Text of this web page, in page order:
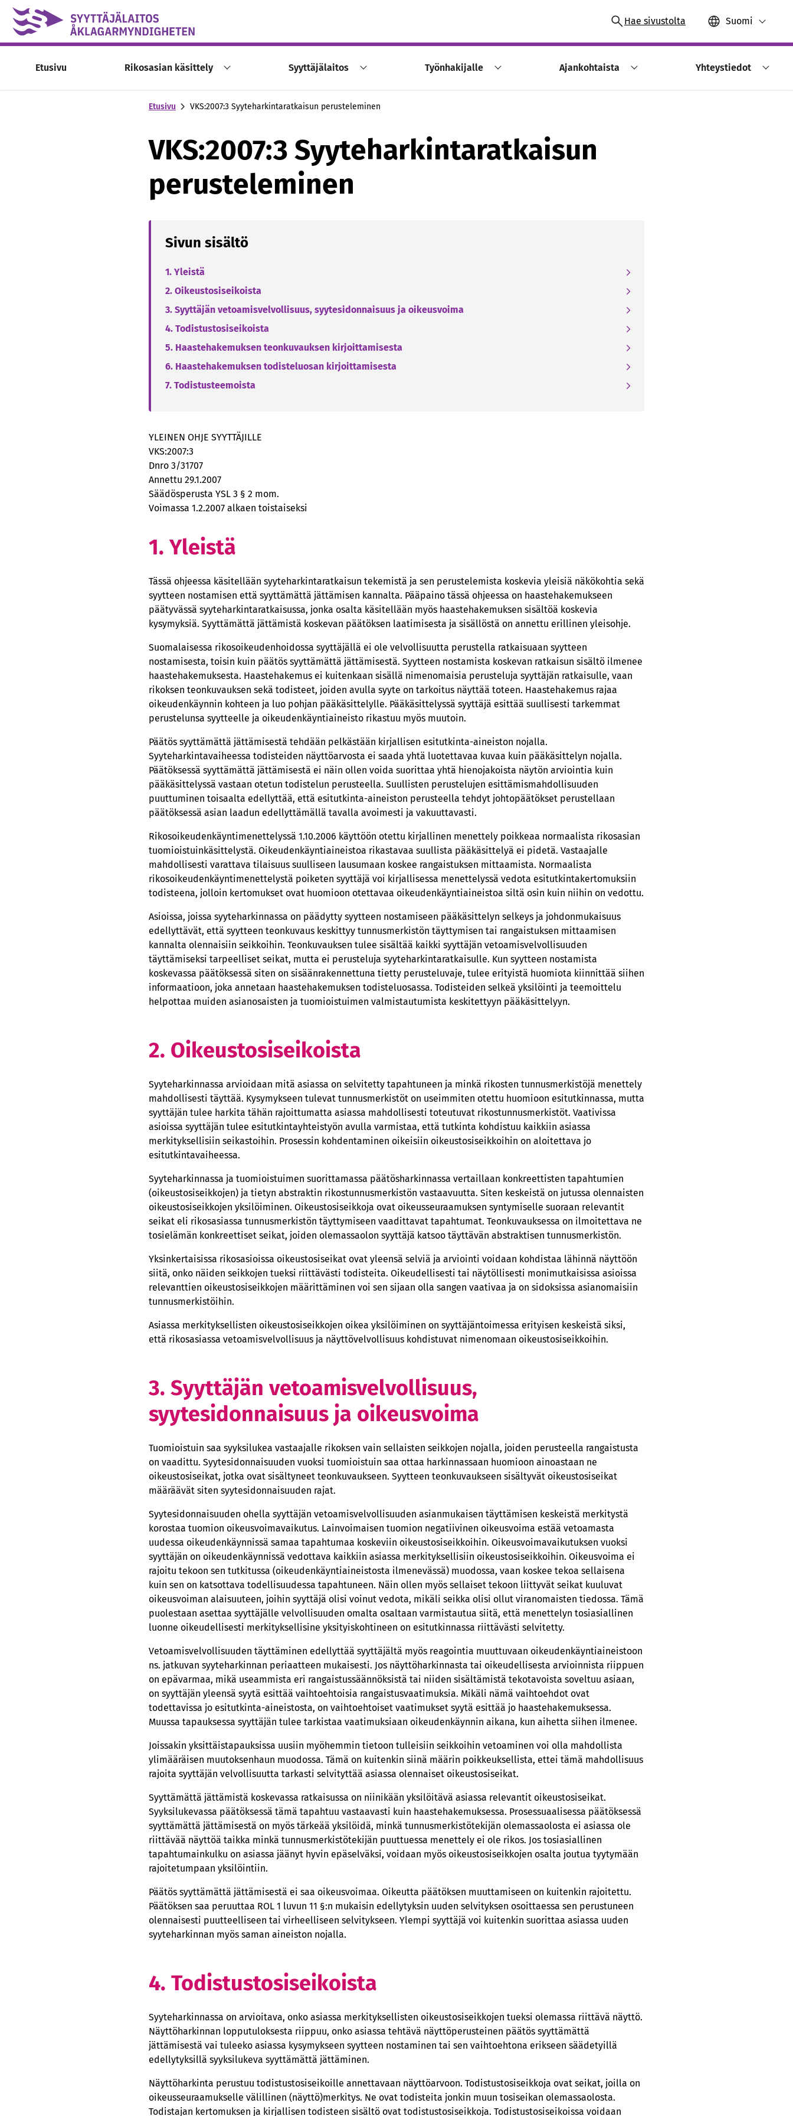
Skip to content -saavutettavuusohje
Hae sivustolta Suomi
Etusivu Rikosasian käsittely Syyttäjälaitos Työnhakijalle Ajankohtaista Yhteystiedot
Etusivu VKS:2007:3 Syyteharkintaratkaisun perusteleminen
VKS:2007:3 Syyteharkintaratkaisun
perusteleminen
Sivun sisältö
1. Yleistä
2. Oikeustosiseikoista
3. Syyttäjän vetoamisvelvollisuus, syytesidonnaisuus ja oikeusvoima
4. Todistustosiseikoista
5. Haastehakemuksen teonkuvauksen kirjoittamisesta
6. Haastehakemuksen todisteluosan kirjoittamisesta
7. Todistusteemoista
YLEINEN OHJE SYYTTÄJILLE
VKS:2007:3
Dnro 3/31707
Annettu 29.1.2007
Säädösperusta YSL 3 § 2 mom.
Voimassa 1.2.2007 alkaen toistaiseksi
1. Yleistä
Tässä ohjeessa käsitellään syyteharkintaratkaisun tekemistä ja sen perustelemista koskevia yleisiä näkökohtia sekä
syytteen nostamisen että syyttämättä jättämisen kannalta. Pääpaino tässä ohjeessa on haastehakemukseen
päätyvässä syyteharkintaratkaisussa, jonka osalta käsitellään myös haastehakemuksen sisältöä koskevia
kysymyksiä. Syyttämättä jättämistä koskevan päätöksen laatimisesta ja sisällöstä on annettu erillinen yleisohje.
Suomalaisessa rikosoikeudenhoidossa syyttäjällä ei ole velvollisuutta perustella ratkaisuaan syytteen
nostamisesta, toisin kuin päätös syyttämättä jättämisestä. Syytteen nostamista koskevan ratkaisun sisältö ilmenee
haastehakemuksesta. Haastehakemus ei kuitenkaan sisällä nimenomaisia perusteluja syyttäjän ratkaisulle, vaan
rikoksen teonkuvauksen sekä todisteet, joiden avulla syyte on tarkoitus näyttää toteen. Haastehakemus rajaa
oikeudenkäynnin kohteen ja luo pohjan pääkäsittelylle. Pääkäsittelyssä syyttäjä esittää suullisesti tarkemmat
perustelunsa syytteelle ja oikeudenkäyntiaineisto rikastuu myös muutoin.
Päätös syyttämättä jättämisestä tehdään pelkästään kirjallisen esitutkinta-aineiston nojalla.
Syyteharkintavaiheessa todisteiden näyttöarvosta ei saada yhtä luotettavaa kuvaa kuin pääkäsittelyn nojalla.
Päätöksessä syyttämättä jättämisestä ei näin ollen voida suorittaa yhtä hienojakoista näytön arviointia kuin
pääkäsittelyssä vastaan otetun todistelun perusteella. Suullisten perustelujen esittämismahdollisuuden
puuttuminen toisaalta edellyttää, että esitutkinta-aineiston perusteella tehdyt johtopäätökset perustellaan
päätöksessä asian laadun edellyttämällä tavalla avoimesti ja vakuuttavasti.
Rikosoikeudenkäyntimenettelyssä 1.10.2006 käyttöön otettu kirjallinen menettely poikkeaa normaalista rikosasian
tuomioistuinkäsittelystä. Oikeudenkäyntiaineistoa rikastavaa suullista pääkäsittelyä ei pidetä. Vastaajalle
mahdollisesti varattava tilaisuus suulliseen lausumaan koskee rangaistuksen mittaamista. Normaalista
rikosoikeudenkäyntimenettelystä poiketen syyttäjä voi kirjallisessa menettelyssä vedota esitutkintakertomuksiin
todisteena, jolloin kertomukset ovat huomioon otettavaa oikeudenkäyntiaineistoa siltä osin kuin niihin on vedottu.
Asioissa, joissa syyteharkinnassa on päädytty syytteen nostamiseen pääkäsittelyn selkeys ja johdonmukaisuus
edellyttävät, että syytteen teonkuvaus keskittyy tunnusmerkistön täyttymisen tai rangaistuksen mittaamisen
kannalta olennaisiin seikkoihin. Teonkuvauksen tulee sisältää kaikki syyttäjän vetoamisvelvollisuuden
täyttämiseksi tarpeelliset seikat, mutta ei perusteluja syyteharkintaratkaisulle. Kun syytteen nostamista
koskevassa päätöksessä siten on sisäänrakennettuna tietty perusteluvaje, tulee erityistä huomiota kiinnittää siihen
informaatioon, joka annetaan haastehakemuksen todisteluosassa. Todisteiden selkeä yksilöinti ja teemoittelu
helpottaa muiden asianosaisten ja tuomioistuimen valmistautumista keskitettyyn pääkäsittelyyn.
2. Oikeustosiseikoista
Syyteharkinnassa arvioidaan mitä asiassa on selvitetty tapahtuneen ja minkä rikosten tunnusmerkistöjä menettely
mahdollisesti täyttää. Kysymykseen tulevat tunnusmerkistöt on useimmiten otettu huomioon esitutkinnassa, mutta
syyttäjän tulee harkita tähän rajoittumatta asiassa mahdollisesti toteutuvat rikostunnusmerkistöt. Vaativissa
asioissa syyttäjän tulee esitutkintayhteistyön avulla varmistaa, että tutkinta kohdistuu kaikkiin asiassa
merkityksellisiin seikastoihin. Prosessin kohdentaminen oikeisiin oikeustosiseikkoihin on aloitettava jo
esitutkintavaiheessa.
Syyteharkinnassa ja tuomioistuimen suorittamassa päätösharkinnassa vertaillaan konkreettisten tapahtumien
(oikeustosiseikkojen) ja tietyn abstraktin rikostunnusmerkistön vastaavuutta. Siten keskeistä on jutussa olennaisten
oikeustosiseikkojen yksilöiminen. Oikeustosiseikkoja ovat oikeusseuraamuksen syntymiselle suoraan relevantit
seikat eli rikosasiassa tunnusmerkistön täyttymiseen vaadittavat tapahtumat. Teonkuvauksessa on ilmoitettava ne
tosielämän konkreettiset seikat, joiden olemassaolon syyttäjä katsoo täyttävän abstraktisen tunnusmerkistön.
Yksinkertaisissa rikosasioissa oikeustosiseikat ovat yleensä selviä ja arviointi voidaan kohdistaa lähinnä näyttöön
siitä, onko näiden seikkojen tueksi riittävästi todisteita. Oikeudellisesti tai näytöllisesti monimutkaisissa asioissa
relevanttien oikeustosiseikkojen määrittäminen voi sen sijaan olla sangen vaativaa ja on sidoksissa asianomaisiin
tunnusmerkistöihin.
Asiassa merkityksellisten oikeustosiseikkojen oikea yksilöiminen on syyttäjäntoimessa erityisen keskeistä siksi,
että rikosasiassa vetoamisvelvollisuus ja näyttövelvollisuus kohdistuvat nimenomaan oikeustosiseikkoihin.
3. Syyttäjän vetoamisvelvollisuus,
syytesidonnaisuus ja oikeusvoima
Tuomioistuin saa syyksilukea vastaajalle rikoksen vain sellaisten seikkojen nojalla, joiden perusteella rangaistusta
on vaadittu. Syytesidonnaisuuden vuoksi tuomioistuin saa ottaa harkinnassaan huomioon ainoastaan ne
oikeustosiseikat, jotka ovat sisältyneet teonkuvaukseen. Syytteen teonkuvaukseen sisältyvät oikeustosiseikat
määräävät siten syytesidonnaisuuden rajat.
Syytesidonnaisuuden ohella syyttäjän vetoamisvelvollisuuden asianmukaisen täyttämisen keskeistä merkitystä
korostaa tuomion oikeusvoimavaikutus. Lainvoimaisen tuomion negatiivinen oikeusvoima estää vetoamasta
uudessa oikeudenkäynnissä samaa tapahtumaa koskeviin oikeustosiseikkoihin. Oikeusvoimavaikutuksen vuoksi
syyttäjän on oikeudenkäynnissä vedottava kaikkiin asiassa merkityksellisiin oikeustosiseikkoihin. Oikeusvoima ei
rajoitu tekoon sen tutkitussa (oikeudenkäyntiaineistosta ilmenevässä) muodossa, vaan koskee tekoa sellaisena
kuin sen on katsottava todellisuudessa tapahtuneen. Näin ollen myös sellaiset tekoon liittyvät seikat kuuluvat
oikeusvoiman alaisuuteen, joihin syyttäjä olisi voinut vedota, mikäli seikka olisi ollut viranomaisten tiedossa. Tämä
puolestaan asettaa syyttäjälle velvollisuuden omalta osaltaan varmistautua siitä, että menettelyn tosiasiallinen
luonne oikeudellisesti merkityksellisine yksityiskohtineen on esitutkinnassa riittävästi selvitetty.
Vetoamisvelvollisuuden täyttäminen edellyttää syyttäjältä myös reagointia muuttuvaan oikeudenkäyntiaineistoon
ns. jatkuvan syyteharkinnan periaatteen mukaisesti. Jos näyttöharkinnasta tai oikeudellisesta arvioinnista riippuen
on epävarmaa, mikä useammista eri rangaistussäännöksistä tai niiden sisältämistä tekotavoista soveltuu asiaan,
on syyttäjän yleensä syytä esittää vaihtoehtoisia rangaistusvaatimuksia. Mikäli nämä vaihtoehdot ovat
todettavissa jo esitutkinta-aineistosta, on vaihtoehtoiset vaatimukset syytä esittää jo haastehakemuksessa.
Muussa tapauksessa syyttäjän tulee tarkistaa vaatimuksiaan oikeudenkäynnin aikana, kun aihetta siihen ilmenee.
Joissakin yksittäistapauksissa uusiin myöhemmin tietoon tulleisiin seikkoihin vetoaminen voi olla mahdollista
ylimääräisen muutoksenhaun muodossa. Tämä on kuitenkin siinä määrin poikkeuksellista, ettei tämä mahdollisuus
rajoita syyttäjän velvollisuutta tarkasti selvityttää asiassa olennaiset oikeustosiseikat.
Syyttämättä jättämistä koskevassa ratkaisussa on niinikään yksilöitävä asiassa relevantit oikeustosiseikat.
Syyksilukevassa päätöksessä tämä tapahtuu vastaavasti kuin haastehakemuksessa. Prosessuaalisessa päätöksessä
syyttämättä jättämisestä on myös tärkeää yksilöidä, minkä tunnusmerkistötekijän olemassaolosta ei asiassa ole
riittävää näyttöä taikka minkä tunnusmerkistötekijän puuttuessa menettely ei ole rikos. Jos tosiasiallinen
tapahtumainkulku on asiassa jäänyt hyvin epäselväksi, voidaan myös oikeustosiseikkojen osalta joutua tyytymään
rajoitetumpaan yksilöintiin.
Päätös syyttämättä jättämisestä ei saa oikeusvoimaa. Oikeutta päätöksen muuttamiseen on kuitenkin rajoitettu.
Päätöksen saa peruuttaa ROL 1 luvun 11 §:n mukaisin edellytyksin uuden selvityksen osoittaessa sen perustuneen
olennaisesti puutteelliseen tai virheelliseen selvitykseen. Ylempi syyttäjä voi kuitenkin suorittaa asiassa uuden
syyteharkinnan myös saman aineiston nojalla.
4. Todistustosiseikoista
Syyteharkinnassa on arvioitava, onko asiassa merkityksellisten oikeustosiseikkojen tueksi olemassa riittävä näyttö.
Näyttöharkinnan lopputuloksesta riippuu, onko asiassa tehtävä näyttöperusteinen päätös syyttämättä
jättämisestä vai tuleeko asiassa kysymykseen syytteen nostaminen tai sen vaihtoehtona erikseen säädetyillä
edellytyksillä syyksilukeva syyttämättä jättäminen.
Näyttöharkinta perustuu todistustosiseikoille annettavaan näyttöarvoon. Todistustosiseikkoja ovat seikat, joilla on
oikeusseuraamukselle välillinen (näyttö)merkitys. Ne ovat todisteita jonkin muun tosiseikan olemassaolosta.
Todistajan kertomuksen ja kirjallisen todisteen sisältö ovat todistustosiseikkoja. Todistustosiseikoissa voidaan